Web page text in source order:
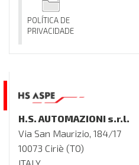
POLÍTICA DE
PRIVACIDADE
H.S. AUTOMAZIONI s.r.l.
Via San Maurizio, 184/17
10073 Ciriè (TO)